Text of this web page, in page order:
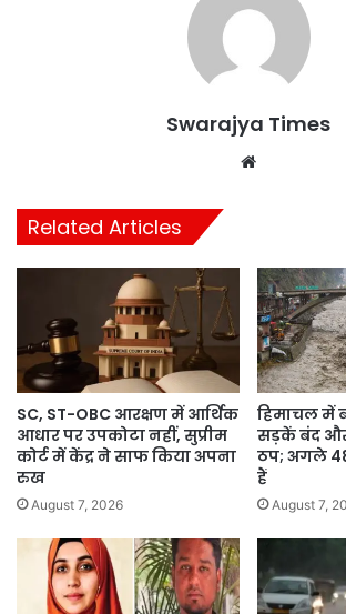
Swarajya Times
Related Articles
SC, ST-OBC आरक्षण में आर्थिक
आधार पर उपकोटा नहीं, सुप्रीम
कोर्ट में केंद्र ने साफ किया अपना
रुख
August 7, 2026
हिमाचल में
सड़कें बंद और
ठप; अगले
हैं
August 7,